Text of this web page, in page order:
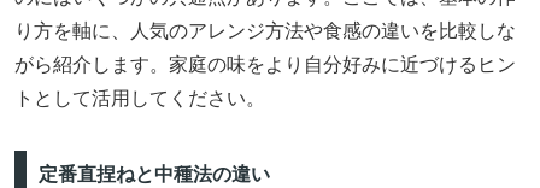
り方を軸に、人気のアレンジ方法や食感の違いを比較しな
がら紹介します。家庭の味をより自分好みに近づけるヒン
トとして活用してください。
定番直捏ねと中種法の違い